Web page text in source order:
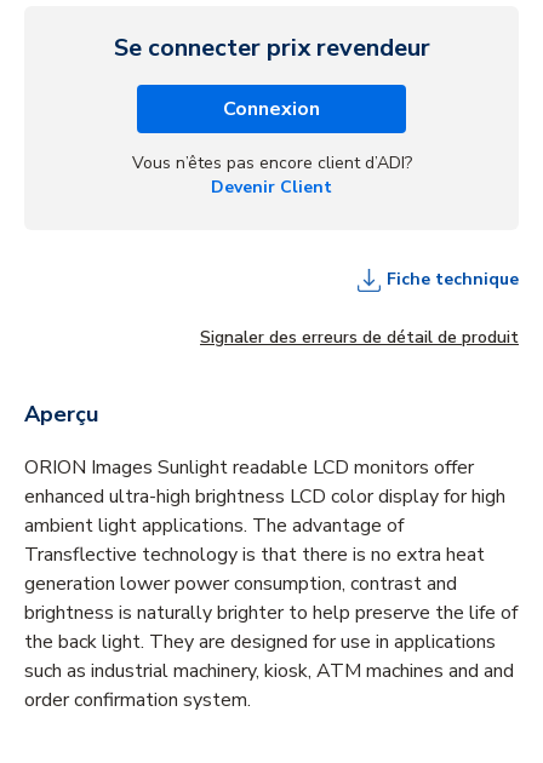
Se connecter prix revendeur
Connexion
Vous n’êtes pas encore client d’ADI?
Devenir Client
Fiche technique
Signaler des erreurs de détail de produit
Aperçu
ORION Images Sunlight readable LCD monitors offer
enhanced ultra-high brightness LCD color display for high
ambient light applications. The advantage of
Transflective technology is that there is no extra heat
generation lower power consumption, contrast and
brightness is naturally brighter to help preserve the life of
the back light. They are designed for use in applications
such as industrial machinery, kiosk, ATM machines and and
order confirmation system.